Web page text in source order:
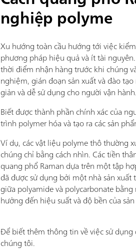
nghiệp polyme
Xu hướng toàn cầu hướng tới việc
phương pháp hiệu quả và ít tài
thời điểm nhận hàng trước khi chúng
nghiệm, gián đoạn sản xuất và đào
giản và dễ sử dụng cho người vận
Biết được thành phần chính xác của
trình polymer hóa và tạo ra các sản
Ví dụ, các vật liệu polyme thô thường
chúng chỉ bằng cách nhìn. Các tiền
quang phổ Raman dựa trên một tập
đã được sử dụng bởi một nhà sản
giữa polyamide và polycarbonate
hưởng đến hiệu suất và độ bền của
Để biết thêm thông tin về việc sử
chúng tôi.